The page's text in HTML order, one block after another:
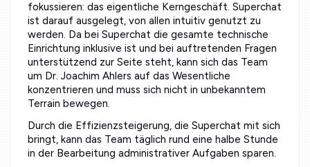
fokussieren: das eigentliche Kerngeschäft. Superchat
ist darauf ausgelegt, von allen intuitiv genutzt zu
werden. Da bei Superchat die gesamte technische
Einrichtung inklusive ist und bei auftretenden Fragen
unterstützend zur Seite steht, kann sich das Team
um Dr. Joachim Ahlers auf das Wesentliche
konzentrieren und muss sich nicht in unbekanntem
Terrain bewegen.
Durch die Effizienzsteigerung, die Superchat mit sich
bringt, kann das Team täglich rund eine halbe Stunde
in der Bearbeitung administrativer Aufgaben sparen.